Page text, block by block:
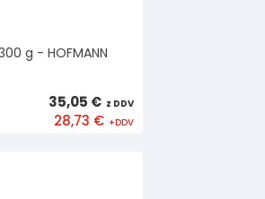
g - HOFMANN
35,05 €
28,73 €